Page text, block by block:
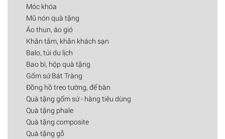
Móc khóa
Mũ nón quà tặng
Áo thun, áo gió
Khăn tắm, khăn khách sạn
Balo, túi du lịch
Bao bì, hộp quà tặng
Gốm sứ Bát Tràng
Đồng hồ treo tường, để bàn
Quà tặng gốm sứ - hàng tiêu dùng
Quà tặng phale
Quà tặng composite
Quà tặng gỗ